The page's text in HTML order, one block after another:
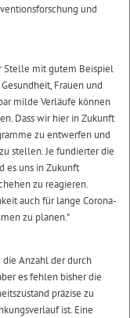
und
Stelle mit gutem Beispiel
Frauen und
milde Verläufe können
Dass wir hier in Zukunft
zu entwerfen und
stellen. Je fundierter die
es uns in Zukunft
zu reagieren.
auch für lange Corona-
zu planen."
Anzahl der durch
es fehlen bisher die
präzise zu
ist. Eine